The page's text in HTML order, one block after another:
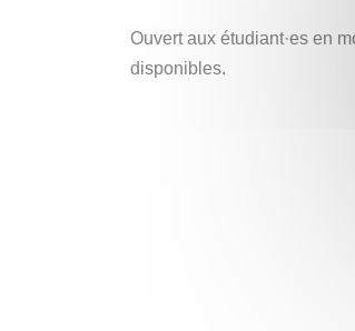
Ouvert aux étudiant·es en
disponibles.